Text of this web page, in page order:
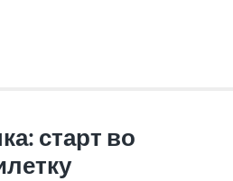
старт во